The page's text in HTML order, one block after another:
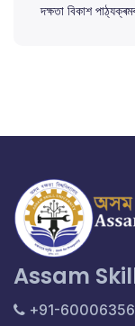
দক্ষতা বিকাশ
Assam
+91-